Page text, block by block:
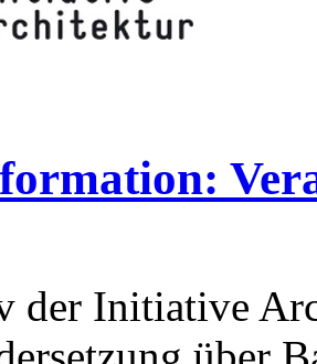
der Initiative